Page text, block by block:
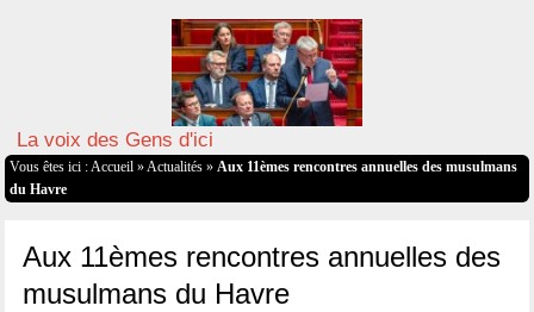
La voix des Gens d'ici
Vous êtes ici : Accueil » Actualités» Aux 11èmes rencontres annuelles des musulmans
du Havre
Aux 11èmes rencontres annuelles des
musulmans du Havre